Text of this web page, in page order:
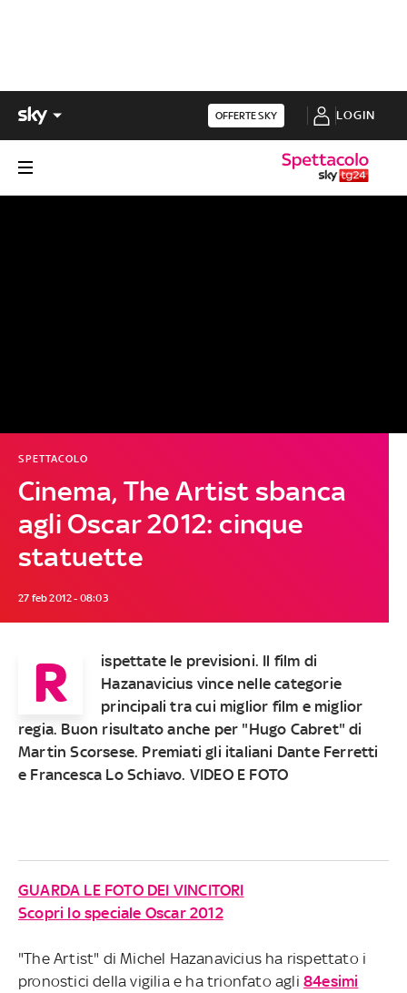
OFFERTE SKY LOGIN
Cinema, The Artist sbanca
agli Oscar 2012: cinque
statuette
SPETTACOLO
27 feb 2012 - 08:03
R
ispettate le previsioni. Il film di
Hazanavicius vince nelle categorie
principali tra cui miglior film e miglior
regia. Buon risultato anche per "Hugo Cabret" di
Martin Scorsese. Premiati gli italiani Dante Ferretti
e Francesca Lo Schiavo. VIDEO E FOTO
GUARDA LE FOTO DEI VINCITORI
Scopri lo speciale Oscar 2012
"The Artist" di Michel Hazanavicius ha rispettato i
pronostici della vigilia e ha trionfato agli 84esimi